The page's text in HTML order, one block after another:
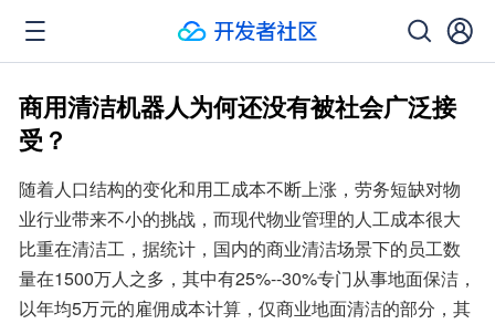
商用清洁机器人为何还没有被社会广泛接
受？
随着人口结构的变化和用工成本不断上涨，劳务短缺对物
业行业带来不小的挑战，而现代物业管理的人工成本很大
比重在清洁工，据统计，国内的商业清洁场景下的员工数
量在1500万人之多，其中有25%--30%专门从事地面保洁，
以年均5万元的雇佣成本计算，仅商业地面清洁的部分，其